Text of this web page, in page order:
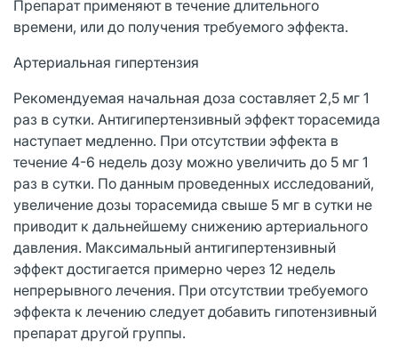
Препарат применяют в течение длительного
времени, или до получения требуемого эффекта.
Артериальная гипертензия
Рекомендуемая начальная доза составляет 2,5 мг 1
раз в сутки. Антигипертензивный эффект торасемида
наступает медленно. При отсутствии эффекта в
течение 4-6 недель дозу можно увеличить до 5 мг 1
раз в сутки. По данным проведенных исследований,
увеличение дозы торасемида свыше 5 мг в сутки не
приводит к дальнейшему снижению артериального
давления. Максимальный антигипертензивный
эффект достигается примерно через 12 недель
непрерывного лечения. При отсутствии требуемого
эффекта к лечению следует добавить гипотензивный
препарат другой группы.